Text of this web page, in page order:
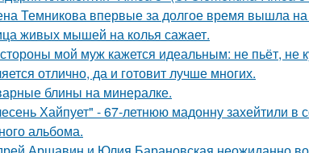
Темникова впервые за долгое время вышла
живых мышей на колья сажает.
мой муж кажется идеальным: не пьёт, не
отлично, да и готовит лучше многих.
блины на минералке.
Хайпует" - 67-летнюю мадонну захейтили в
альбома.